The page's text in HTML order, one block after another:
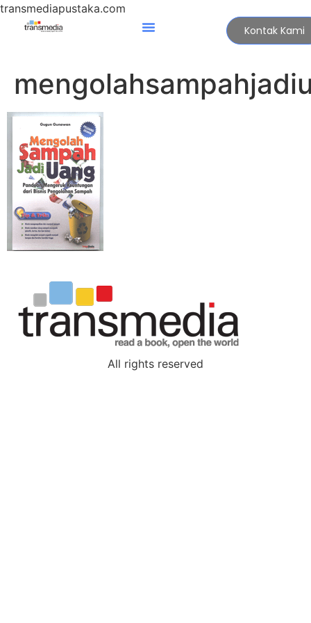
transmediapustaka.com
Kontak Kami
All rights reserved